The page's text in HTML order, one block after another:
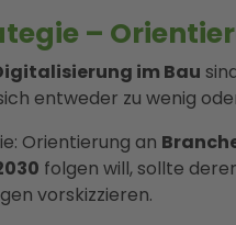
–
im Bau
entweder zu wenig
Orientierung an
folgen will, sollte
vorskizzieren.